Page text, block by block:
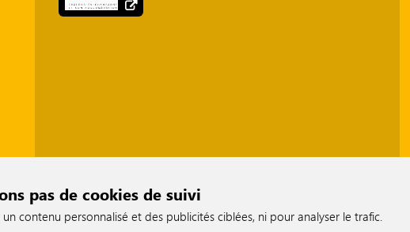
pas de cookies de suivi
contenu personnalisé et des publicités ciblées, ni pour analyser le trafic.